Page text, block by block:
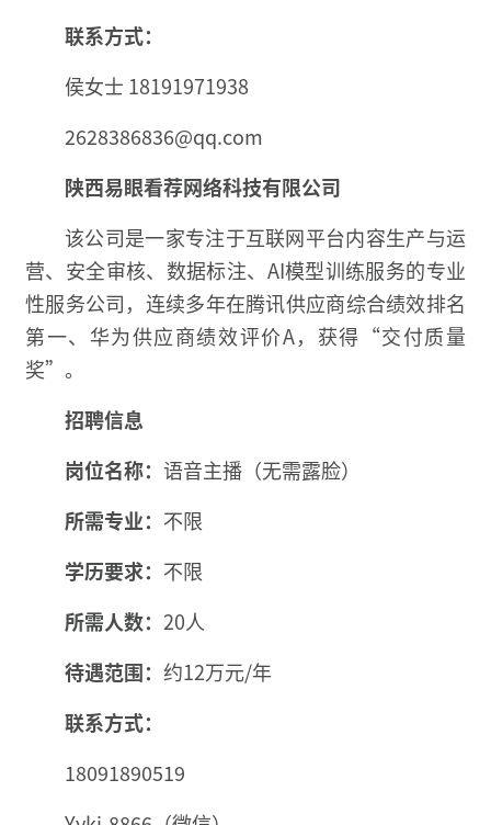
联系方式：
侯女士 18191971938
2628386836@qq.com
陕西易眼看荐网络科技有限公司
该公司是一家专注于互联网平台内容生产与运
营、安全审核、数据标注、AI模型训练服务的专业
性服务公司，连续多年在腾讯供应商综合绩效排名
第一、华为供应商绩效评价A，获得“交付质量
奖”。
招聘信息
岗位名称： 语音主播（无需露脸）
所需专业： 不限
学历要求： 不限
所需人数： 20人
待遇范围： 约12万元/年
联系方式：
18091890519